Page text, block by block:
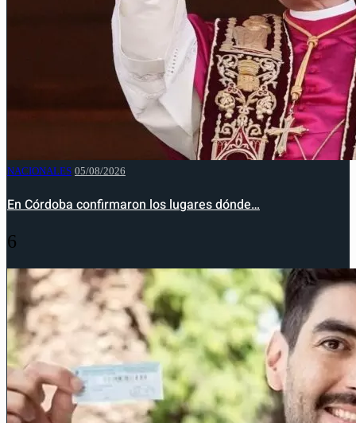
NACIONALES 05/08/2026
En Córdoba confirmaron los lugares dónde…
6